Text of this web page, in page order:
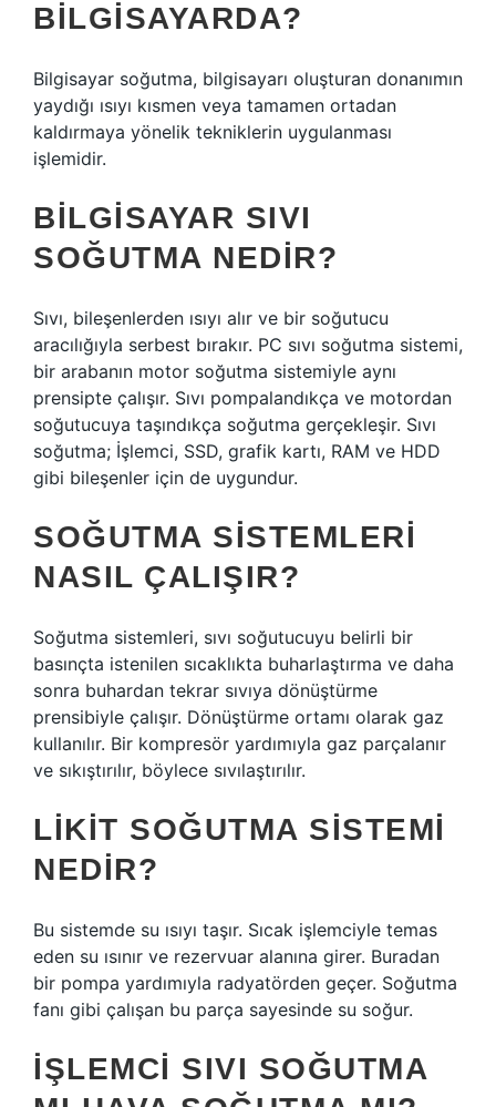
BILGISAYARDA?
Bilgisayar soğutma, bilgisayarı oluşturan donanımın
yaydığı ısıyı kısmen veya tamamen ortadan
kaldırmaya yönelik tekniklerin uygulanması
işlemidir.
BILGISAYAR SIVI
SOĞUTMA NEDIR?
Sıvı, bileşenlerden ısıyı alır ve bir soğutucu
aracılığıyla serbest bırakır. PC sıvı soğutma sistemi,
bir arabanın motor soğutma sistemiyle aynı
prensipte çalışır. Sıvı pompalandıkça ve motordan
soğutucuya taşındıkça soğutma gerçekleşir. Sıvı
soğutma; İşlemci, SSD, grafik kartı, RAM ve HDD
gibi bileşenler için de uygundur.
SOĞUTMA SISTEMLERI
NASIL ÇALIŞIR?
Soğutma sistemleri, sıvı soğutucuyu belirli bir
basınçta istenilen sıcaklıkta buharlaştırma ve daha
sonra buhardan tekrar sıvıya dönüştürme
prensibiyle çalışır. Dönüştürme ortamı olarak gaz
kullanılır. Bir kompresör yardımıyla gaz parçalanır
ve sıkıştırılır, böylece sıvılaştırılır.
LIKIT SOĞUTMA SISTEMI
NEDIR?
Bu sistemde su ısıyı taşır. Sıcak işlemciyle temas
eden su ısınır ve rezervuar alanına girer. Buradan
bir pompa yardımıyla radyatörden geçer. Soğutma
fanı gibi çalışan bu parça sayesinde su soğur.
İŞLEMCI SIVI SOĞUTMA